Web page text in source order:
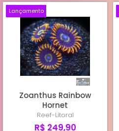
Lançamento
Zoanthus Rainbow
Hornet
Reef-Litoral
R$ 249,90